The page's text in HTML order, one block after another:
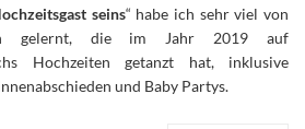
seins“ habe ich sehr viel von
gelernt, die im Jahr 2019 auf
Hochzeiten getanzt hat, inklusive
und Baby Partys.